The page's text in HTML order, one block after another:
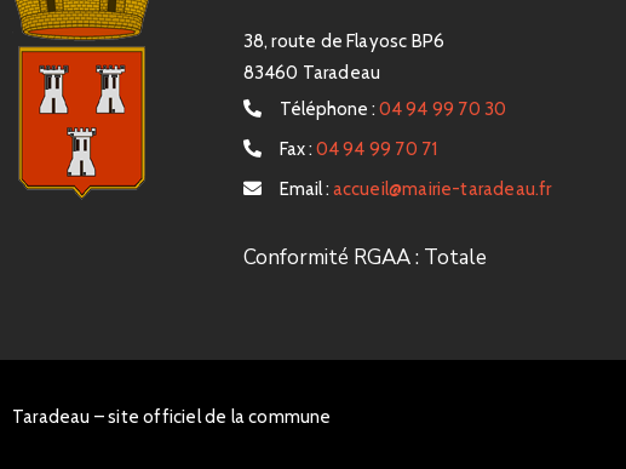
38, route de Flayosc BP6
83460 Taradeau
Téléphone : 04 94 99 70 30
Fax : 04 94 99 70 71
Email : accueil@mairie-taradeau.fr
Conformité RGAA : Totale
Taradeau – site officiel de la commune